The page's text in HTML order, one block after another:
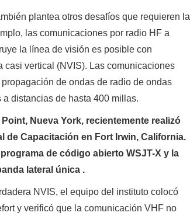
plantea otros desafíos que requieren la
las comunicaciones por radio HF a
la línea de visión es posible con
vertical (NVIS). Las comunicaciones
de ondas de radio de ondas
distancias de hasta 400 millas.
Nueva York, recientemente realizó
de Capacitación en Fort Irwin, California.
de código abierto WSJT-X y la
lateral única .
NVIS, el equipo del instituto colocó
y verificó que la comunicación VHF no